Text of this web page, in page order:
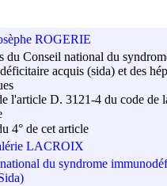
ROGERIE
du Conseil national du
acquis (sida) et des
l'article D. 3121-4 du code de
4° de cet article
LACROIX
du syndrome